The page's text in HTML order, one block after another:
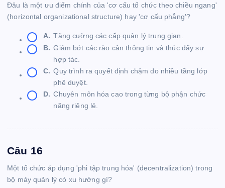
Đâu là một ưu điểm chính của 'cơ cấu tổ chức theo chiều ngang'
(horizontal organizational structure) hay 'cơ cấu phẳng'?
A. Tăng cường các cấp quản lý trung gian.
B. Giảm bớt các rào cản thông tin và thúc đẩy sự
hợp tác.
C. Quy trình ra quyết định chậm do nhiều tầng lớp
phê duyệt.
D. Chuyên môn hóa cao trong từng bộ phận chức
năng riêng lẻ.
Câu 16
Một tổ chức áp dụng 'phi tập trung hóa' (decentralization) trong
bộ máy quản lý có xu hướng gì?